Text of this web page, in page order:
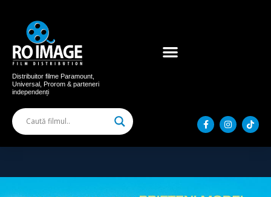
Distribuitor filme Paramount,
Universal, Prorom & parteneri
independenți